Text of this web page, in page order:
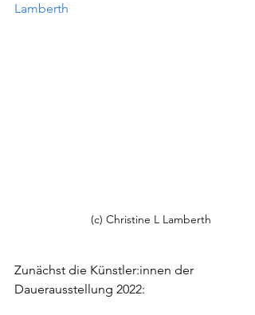
Lamberth
(c) Christine L Lamberth
Zunächst die Künstler:innen der
Dauerausstellung 2022: